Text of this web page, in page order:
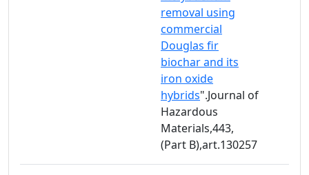
removal using
commercial
Douglas fir
biochar and its
iron oxide
hybrids".Journal of
Hazardous
Materials,443,
(Part B),art.130257